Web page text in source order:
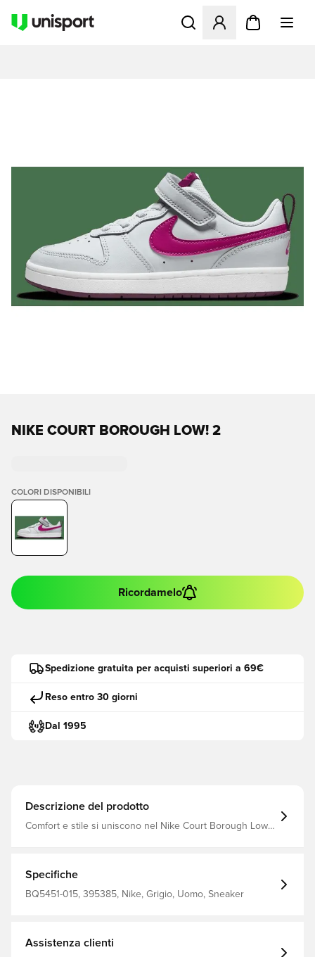
Apre una finestra modale
NIKE COURT BOROUGH LOW! 2
COLORI DISPONIBILI
Ricordamelo
Spedizione gratuita per acquisti superiori a 69€
Reso entro 30 giorni
Dal 1995
Descrizione del prodotto
Comfort e stile si uniscono nel Nike Court Borough Low!
Specifiche
BQ5451-015, 395385, Nike, Grigio, Uomo, Sneaker
Assistenza clienti